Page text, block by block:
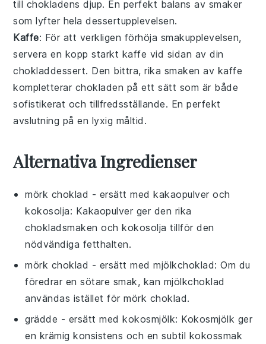
till chokladens djup. En perfekt balans av smaker
som lyfter hela dessertupplevelsen.
Kaffe: För att verkligen förhöja smakupplevelsen,
servera en kopp starkt kaffe vid sidan av din
chokladdessert. Den bittra, rika smaken av kaffe
kompletterar chokladen på ett sätt som är både
sofistikerat och tillfredsställande. En perfekt
avslutning på en lyxig måltid.
Alternativa Ingredienser
mörk choklad - ersätt medkakaopulver och
kokosolja: Kakaopulver ger den rika
chokladsmaken och kokosolja tillför den
nödvändiga fetthalten.
mörk choklad - ersätt medmjölkchoklad: Om du
föredrar en sötare smak, kan mjölkchoklad
användas istället för mörk choklad.
grädde - ersätt medkokosmjölk: Kokosmjölk ger
en krämig konsistens och en subtil kokossmak